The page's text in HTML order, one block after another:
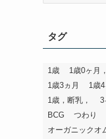
タグ
1歳 1歳0ヶ月
1歳3ヵ月
1歳4
1歳，断乳，
3
BCG
つわり
オーガニックオ